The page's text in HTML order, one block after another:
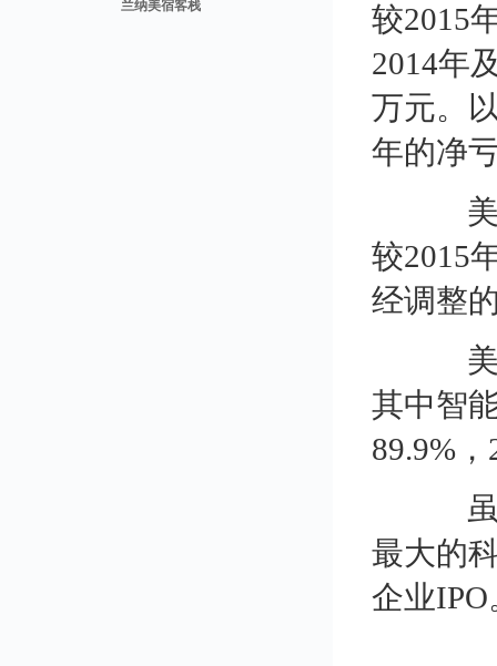
较2015
2014年
万元。
年的净
美图
较2015
经调整
美图
其中智
89.9%
虽然
最大的
企业IPO